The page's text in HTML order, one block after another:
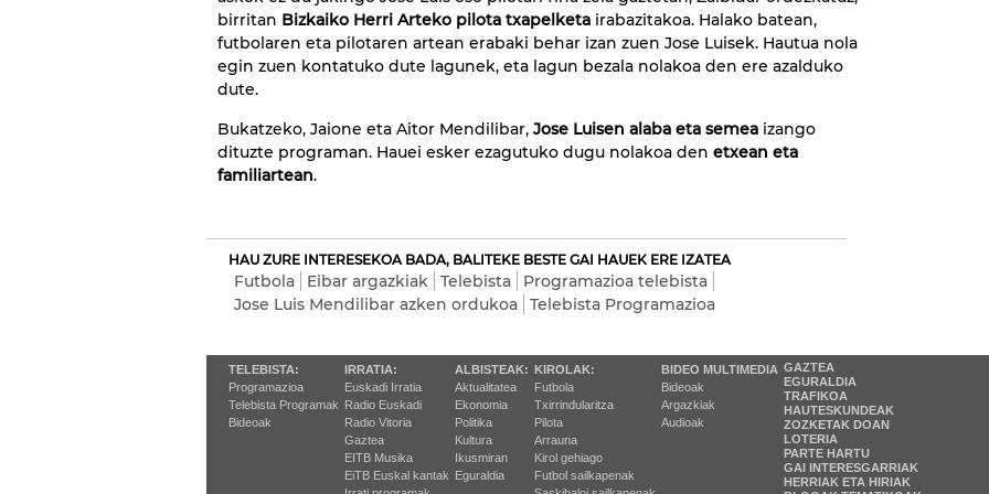
birritan Bizkaiko Herri Arteko pilota txapelketa irabazitakoa. Halako batean,
futbolaren eta pilotaren artean erabaki behar izan zuen Jose Luisek. Hautua nola
egin zuen kontatuko dute lagunek, eta lagun bezala nolakoa den ere azalduko
dute.
Bukatzeko, Jaione eta Aitor Mendilibar, Jose Luisen alaba eta semea izango
dituzte programan. Hauei esker ezagutuko dugu nolakoa den etxean eta
familiartean.
HAU ZURE INTERESEKOA BADA, BALITEKE BESTE GAI HAUEK ERE IZATEA
Futbola Eibar argazkiak Telebista
Programazioa telebista
Jose Luis Mendilibar azken ordukoa
Telebista Programazioa
TELEBISTA:
Programazioa
Telebista Programak
Bideoak
IRRATIA:
Euskadi Irratia
Radio Euskadi
Radio Vitoria
Gaztea
EITB Musika
EiTB Euskal kantak
ALBISTEAK:
Aktualitatea
Ekonomia
Politika
Kultura
Ikusmiran
Eguraldia
KIROLAK:
Futbola
Txirrindularitza
Pilota
Arrauna
Kirol gehiago
Futbol sailkapenak
BIDEO MULTIMEDIA
Bideoak
Argazkiak
Audioak
GAZTEA
EGURALDIA
TRAFIKOA
HAUTESKUNDEAK
ZOZKETAK DOAN
LOTERIA
PARTE HARTU
GAI INTERESGARRIAK
HERRIAK ETA HIRIAK